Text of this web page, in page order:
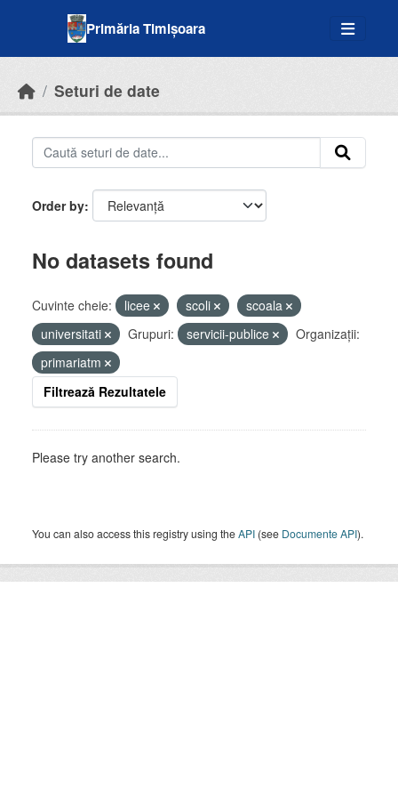
Primăria Timișoara
Seturi de date
Order by
No datasets found
Cuvinte cheie: licee scoli
scoala
universitati
Grupuri: servicii-publice
Organizații:
primariatm
Filtrează Rezultatele
Please try another search.
You can also access this registry using theAPI (see Documente API).